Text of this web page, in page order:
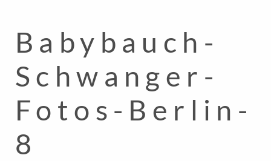
INFO
KONTAKT
Babybauch-
Schwanger-
Fotos-Berlin-
8